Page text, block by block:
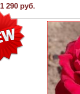
1 290 руб.